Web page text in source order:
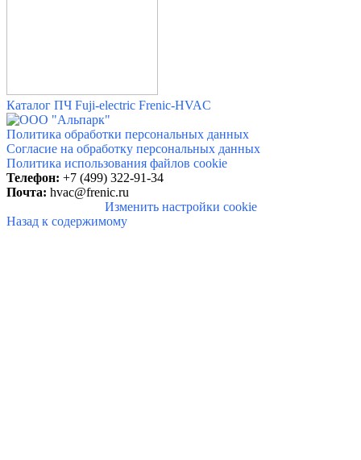
Каталог ПЧ Fuji-electric Frenic-HVAC
Политика обработки персональных данных
Согласие на обработку персональных данных
Политика использования файлов cookie
Телефон: +7 (499) 322-91-34
Почта: hvac@frenic.ru
Изменить настройки cookie
Назад к содержимому